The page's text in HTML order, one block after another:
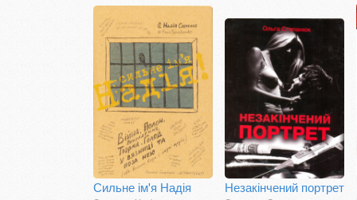
Сильне ім'я Надія Незакінчений портрет